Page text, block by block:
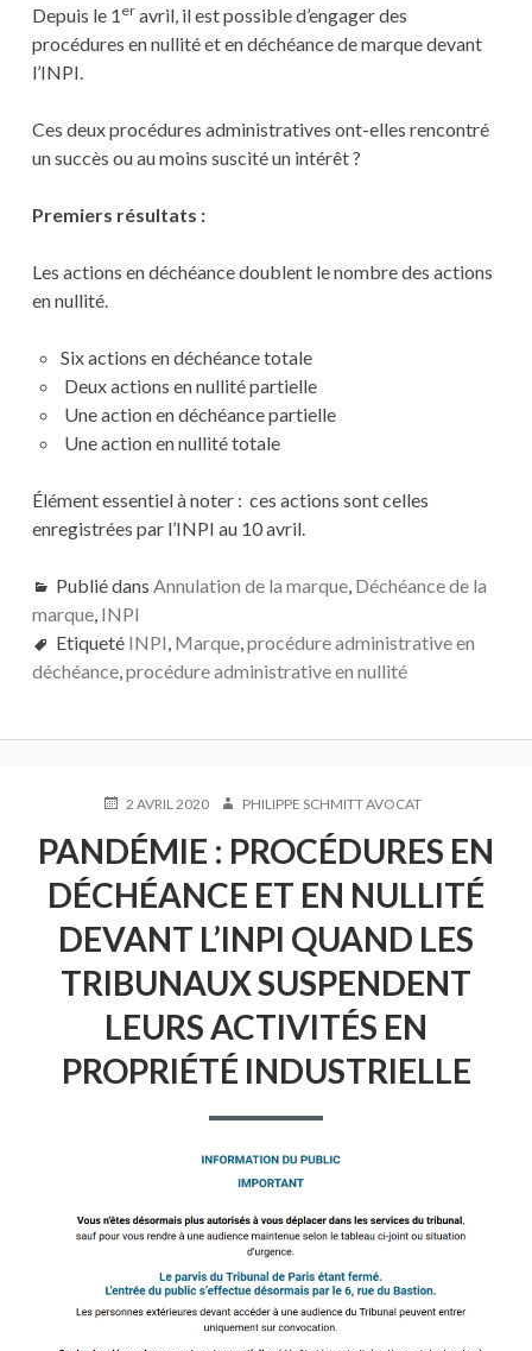
Depuis le 1 eravril, il est possible d’engager des
procédures en nullité et en déchéance de marque devant
l’INPI.
Ces deux procédures administratives ont-elles rencontré
un succès ou au moins suscité un intérêt ?
Premiers résultats :
Les actions en déchéance doublent le nombre des actions
en nullité.
Six actions en déchéance totale
Deux actions en nullité partielle
Une action en déchéance partielle
Une action en nullité totale
Élément essentiel à noter : ces actions sont celles
enregistrées par l’INPI au 10 avril.
Publié dans Annulation de la marque, Déchéance de la
marque, INPI
Etiqueté INPI, Marque,procédure administrative en
déchéance,procédure administrative en nullité
PUBLIÉ2 AVRIL 2020 AUTEURPHILIPPE SCHMITT AVOCAT
PANDÉMIE : PROCÉDURES EN
DÉCHÉANCE ET EN NULLITÉ
DEVANT L’INPI QUAND LES
TRIBUNAUX SUSPENDENT
LEURS ACTIVITÉS EN
PROPRIÉTÉ INDUSTRIELLE